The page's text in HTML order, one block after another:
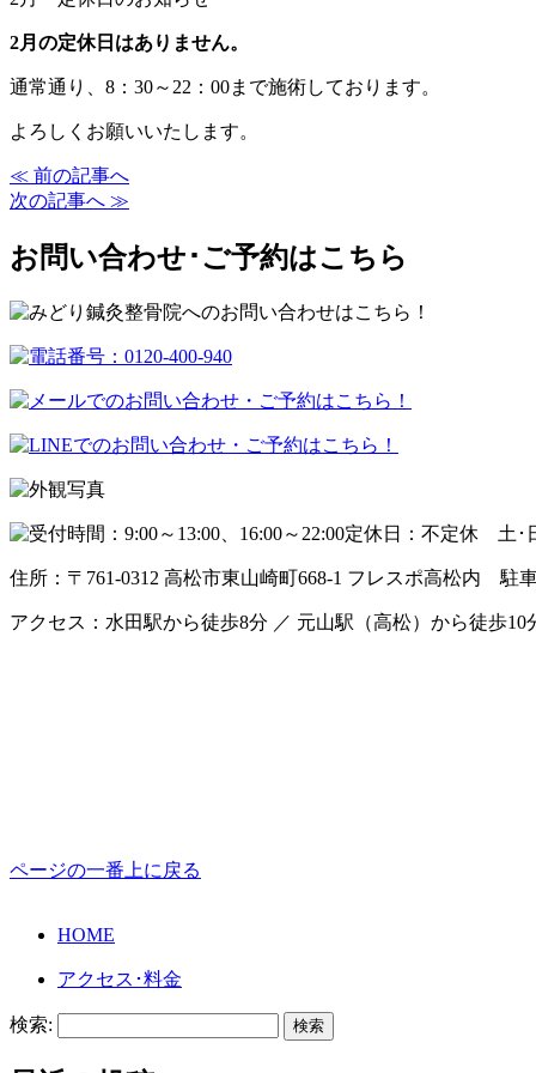
2月の定休日はありません。
通常通り、8：30～22：00まで施術しております。
よろしくお願いいたします。
≪ 前の記事へ
次の記事へ ≫
お問い合わせ･ご予約はこちら
定休日：不定休 土･
住所：〒761-0312 高松市東山崎町668-1 フレスポ高松内 駐
アクセス：水田駅から徒歩8分 ／ 元山駅（高松）から徒歩10
ページの一番上に戻る
HOME
アクセス･料金
検索: